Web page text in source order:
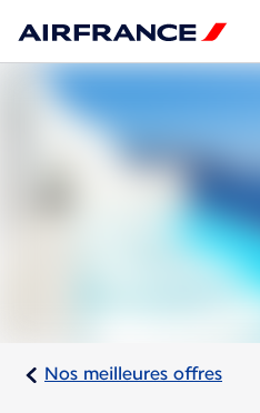
Nos meilleures offres